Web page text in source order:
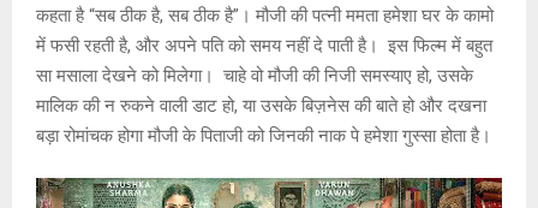
कहता है “सब ठीक है, सब ठीक है”। मौजी की पत्नी ममता हमेशा घर के कामो
में फसी रहती है, और अपने पति को समय नहीं दे पाती है। इस फिल्म में बहुत
सा मसाला देखने को मिलेगा। चाहे वो मौजी की निजी समस्याए हो, उसके
मालिक की न रुकने वाली डाट हो, या उसके बिज़नेस की बाते हो और दखना
बड़ा रोमांचक होगा मौजी के पिताजी को जिनकी नाक पे हमेशा गुस्सा होता है।